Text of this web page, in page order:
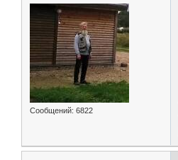
Сообщений: 6822